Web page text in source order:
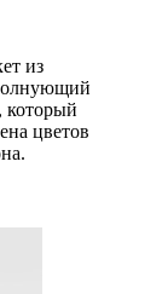
из
который
цветов